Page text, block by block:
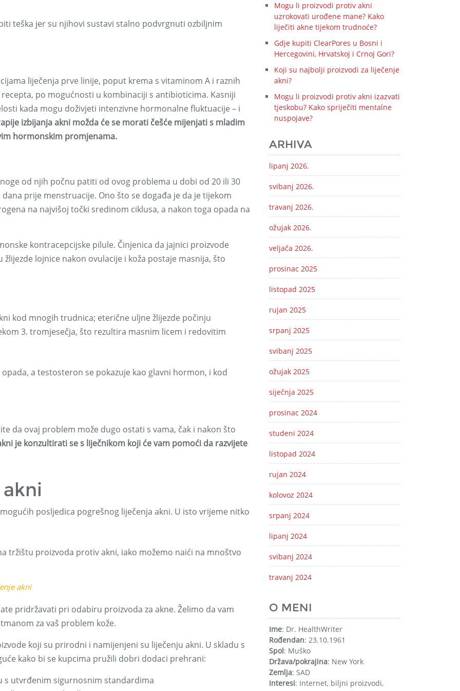
teška jer su njihovi sustavi stalno podvrgnuti ozbiljnim
liječenja prve linije, poput krema s vitaminom A i raznih
po mogućnosti u kombinaciji s antibioticima. Kasniji
kada mogu doživjeti intenzivne hormonalne fluktuacije – i
izbijanja akni možda će se morati češće mijenjati s mladim
hormonskim promjenama.
od njih počnu patiti od ovog problema u dobi od 20 ili 30
prije menstruacije. Ono što se događa je da je tijekom
na najvišoj točki sredinom ciklusa, a nakon toga opada na
kontracepcijske pilule. Činjenica da jajnici proizvode
lojnice nakon ovulacije i koža postaje masnija, što
kod mnogih trudnica; eterične uljne žlijezde počinju
3. tromjesečja, što rezultira masnim licem i redovitim
a testosteron se pokazuje kao glavni hormon, i kod
da ovaj problem može dugo ostati s vama, čak i nakon što
je konzultirati se s liječnikom koji će vam pomoći da razvijete
posljedica pogrešnog liječenja akni. U isto vrijeme nitko
tržištu proizvoda protiv akni, iako možemo naići na mnoštvo
akni
pridržavati pri odabiru proizvoda za akne. Želimo da vam
za vaš problem kože.
koji su prirodni i namijenjeni su liječenju akni. U skladu s
kako bi se kupcima pružili dobri dodaci prehrani:
s utvrđenim sigurnosnim standardima
Mogu li proizvodi protiv akni
uzrokovati urođene mane? Kako
liječiti akne tijekom trudnoće?
Gdje kupiti ClearPores u Bosni i
Hercegovini, Hrvatskoj i Crnoj Gori?
Koji su najbolji proizvodi za liječenje
akni?
Mogu li proizvodi protiv akni izazvati
tjeskobu? Kako spriječiti mentalne
nuspojave?
ARHIVA
lipanj 2026.
svibanj 2026.
travanj 2026.
ožujak 2026.
veljača 2026.
prosinac 2025
listopad 2025
rujan 2025
srpanj 2025
svibanj 2025
ožujak 2025
siječnja 2025
prosinac 2024
studeni 2024
listopad 2024
rujan 2024
kolovoz 2024
srpanj 2024
lipanj 2024
svibanj 2024
travanj 2024
O MENI
Ime: Dr. HealthWriter
Rođendan: 23.10.1961
Spol: Muško
Država/pokrajina: New York
Zemlja: SAD
Interesi: Internet, biljni proizvodi,